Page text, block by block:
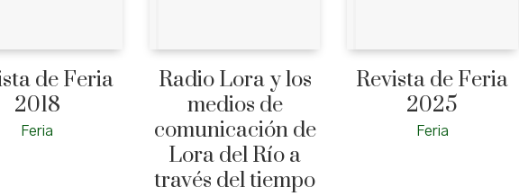
de Feria
2018
Feria
Radio Lora y los
medios de
comunicación de
Lora del Río a
través del tiempo
Revista de Feria
2025
Feria